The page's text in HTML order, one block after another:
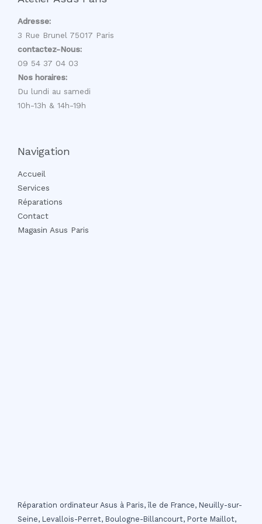
Adresse:
3 Rue Brunel 75017 Paris
contactez-Nous:
09 54 37 04 03
Nos horaires:
Du lundi au samedi
10h-13h & 14h-19h
Navigation
Accueil
Services
Réparations
Contact
Magasin Asus Paris
Réparation ordinateur Asus à Paris, île de France, Neuilly-sur-
Seine, Levallois-Perret, Boulogne-Billancourt, Porte Maillot,